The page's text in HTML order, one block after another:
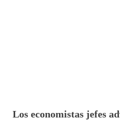
Los economistas jefes